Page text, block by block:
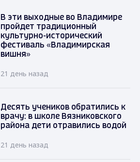
В эти выходные во Владимире
пройдет традиционный
культурно-исторический
фестиваль «Владимирская
вишня»
21 день назад
Десять учеников обратились к
врачу: в школе Вязниковского
района дети отравились водой
21 день назад